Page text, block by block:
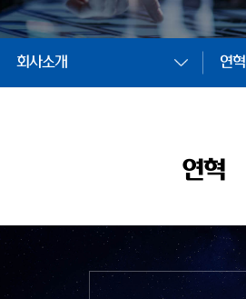
회사소개 연혁
연혁